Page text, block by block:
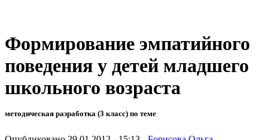
Формирование эмпатийного
поведения у детей младшего
школьного возраста
методическая разработка (3 класс) по теме